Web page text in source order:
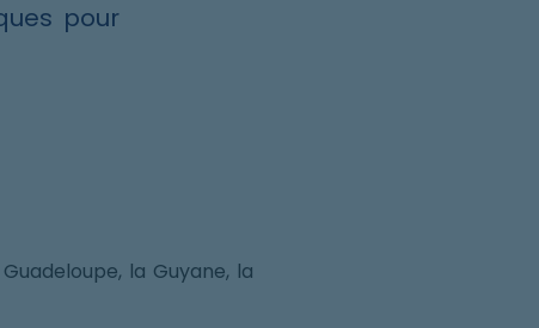
pour
la Guyane, la